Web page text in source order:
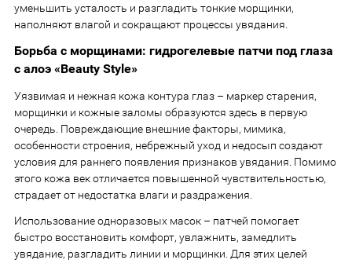
уменьшить усталость и разгладить тонкие морщинки,
наполняют влагой и сокращают процессы увядания.
Борьба с морщинами: гидрогелевые патчи под глаза
с алоэ «Beauty Style»
Уязвимая и нежная кожа контура глаз – маркер старения,
морщинки и кожные заломы образуются здесь в первую
очередь. Повреждающие внешние факторы, мимика,
особенности строения, небрежный уход и недосып создают
условия для раннего появления признаков увядания. Помимо
этого кожа век отличается повышенной чувствительностью,
страдает от недостатка влаги и раздражения.
Использование одноразовых масок – патчей помогает
быстро восстановить комфорт, увлажнить, замедлить
увядание, разгладить линии и морщинки. Для этих целей